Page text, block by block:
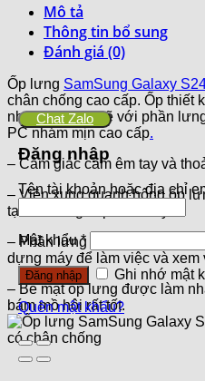
Mô tả
Thông tin bổ sung
Đánh giá (0)
Ốp lưng SamSung Galaxy
chân chống cao cấp. Ốp thiết
nhưng mạnh mẽ với phần
PC nhám mịn cao cấp.
– Cảm giác cầm êm tay và
– Viền xung quanh hông ốp
tạo vẻ cứng cáp cho máy.
– Phần lưng có phần giá đỡ
dựng máy để làm việc và
– Bề mặt ốp lưng được làm
bám mồ hôi rất tốt.
Chat Zalo
Đăng nhập
Tên tài khoản hoặc địa chỉ
Mật khẩu*
Đăng nhập Ghi nhớ mật
Quên mật khẩu?